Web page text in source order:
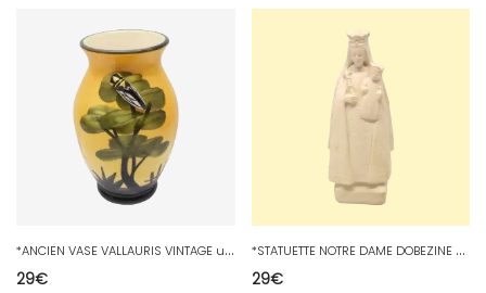
*
ANCIEN VASE VALLAURIS VINTAGE une CIGALE en EPAISSEUR Collection déco XXe D
29€
*
STATUETTE NOTRE DAME DOBEZINE PLATRE BLANC made in France REGALE RELIGION D
29€